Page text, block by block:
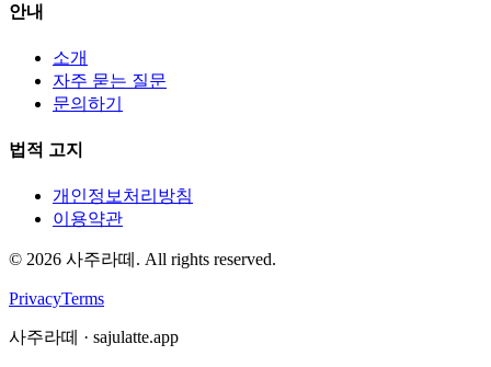
안내
소개
자주 묻는 질문
문의하기
법적 고지
개인정보처리방침
이용약관
© 2026 사주라떼. All rights reserved.
PrivacyTerms
사주라떼 · sajulatte.app